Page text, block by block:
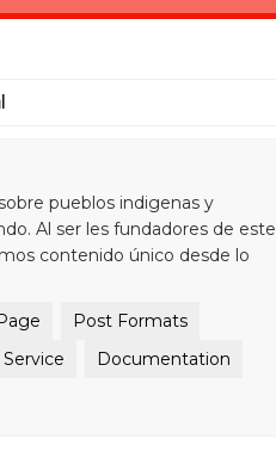
pueblos indigenas y
Al ser les fundadores de este
contenido único desde lo
Post Formats
Documentation